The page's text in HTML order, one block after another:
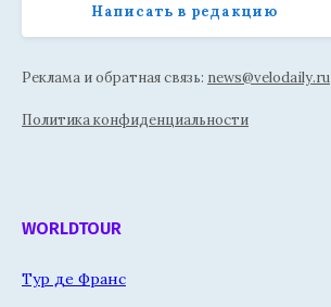
Написать в редакцию
Реклама и обратная связь: news@velodaily.ru
Политика конфиденциальности
WORLDTOUR
Тур де Франс